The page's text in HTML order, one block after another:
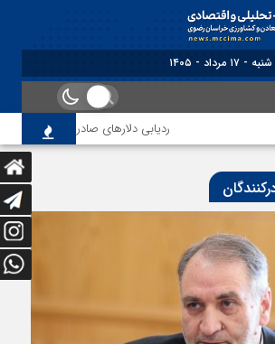
مرداد - ۱۴۰۵
ردیابی دلارهای صادراتی